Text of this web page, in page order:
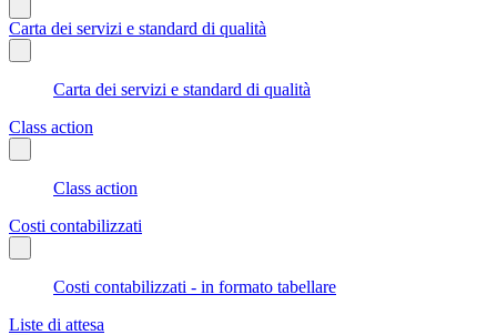
Carta dei servizi e standard di qualità
Carta dei servizi e standard di qualità
Class action
Class action
Costi contabilizzati
Costi contabilizzati - in formato tabellare
Liste di attesa